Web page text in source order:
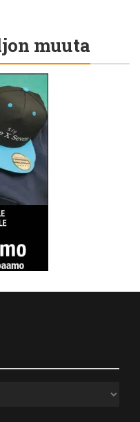
muuta